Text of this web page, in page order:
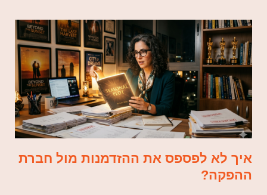
איך לא לפספס את ההזדמנות מול חברת
ההפקה?